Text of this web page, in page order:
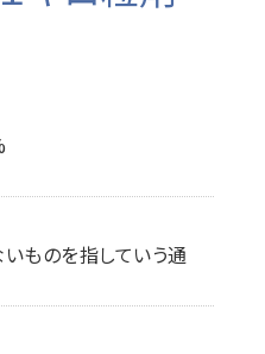
ものを指していう通